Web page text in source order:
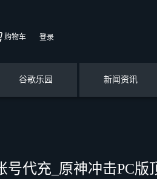
购物车 登录
谷歌乐园 新闻资讯
代充_原神冲击PC版